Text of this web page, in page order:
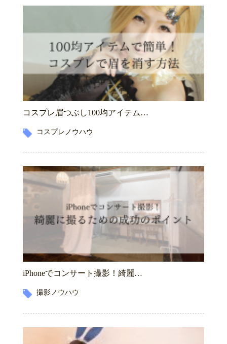
コスプレ眉つぶし100均アイテム…
コスプレノウハウ
iPhoneでコンサート撮影！綺麗…
撮影ノウハウ